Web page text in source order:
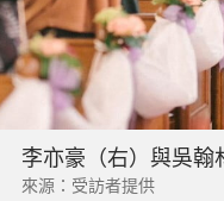
李亦豪（右）與吳翰
來源：受訪者提供